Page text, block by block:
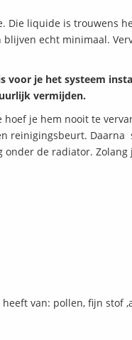
Die liquide is trouwens
echt minimaal.
voor je het systeem
vermijden.
je hem nooit te
reinigingsbeurt.
de radiator.
van: pollen, fijn stof